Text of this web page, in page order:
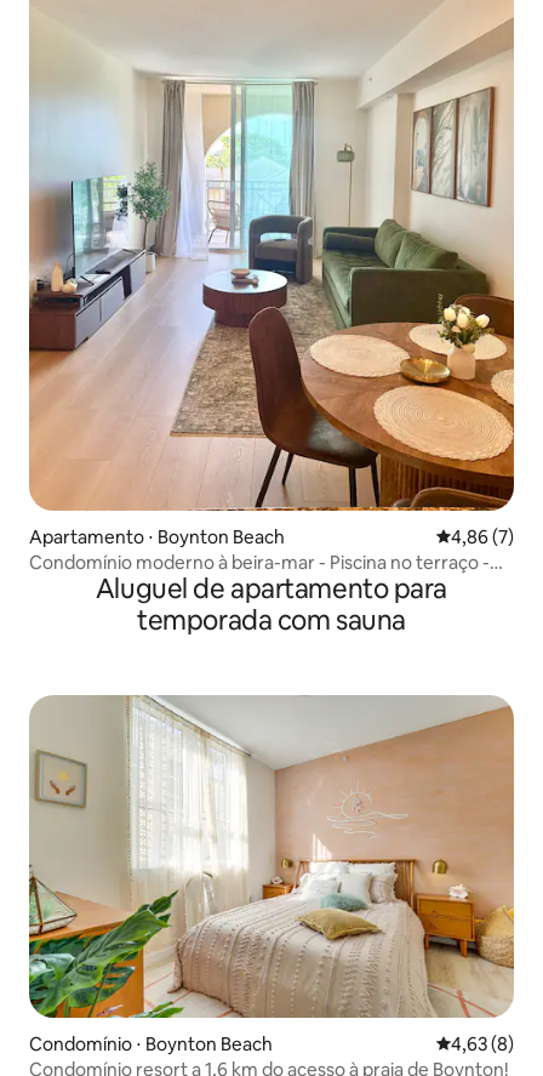
Apartamento ⋅ Boynton Beach 4,86 de uma
4,86 (7)
Condomínio moderno à beira-mar - Piscina no terraço -
Perto do oceano
Aluguel de apartamento para
temporada com sauna
Condomínio ⋅ Boynton Beach 4,63 de uma
4,63 (8)
Condomínio resort a 1,6 km do acesso à praia de Boynton!